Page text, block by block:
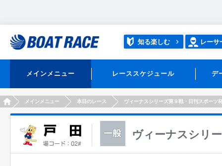
知る楽しむ レーサ
メインメニュー レーススケジュール デ
HOMEメインメニュー 本日のレース ヴィーナスシリーズ第９戦・日刊スポーツ
ヴィーナスシリ